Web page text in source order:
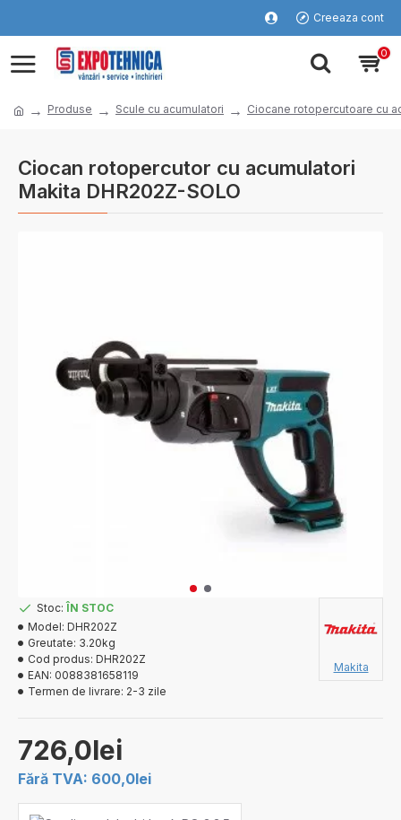
Creeaza cont
0
Produse Scule cu acumulatori Ciocane rotopercutoare cu
Ciocan rotopercutor cu acumulatori
Makita DHR202Z-SOLO
726,0lei
Fără TVA: 600,0lei
Stoc: ÎN STOC
Model: DHR202Z
Greutate: 3.20kg
Cod produs: DHR202Z
EAN: 0088381658119
Termen de livrare: 2-3 zile
Makita